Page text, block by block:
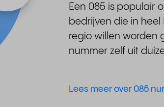
Een 085 is populair
bedrijven die in
regio willen worden
nummer zelf uit
Lees meer over 085